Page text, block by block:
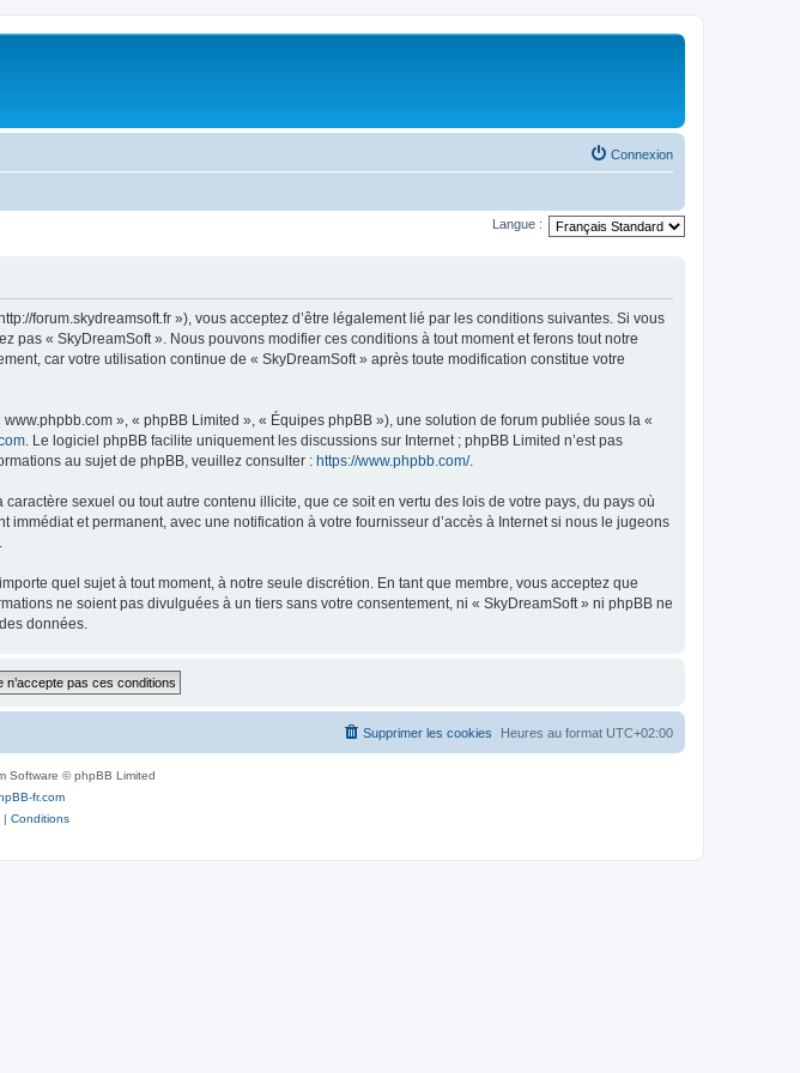
Connexion
Langue :
forum.skydreamsoft.fr »), vous acceptez d’être légalement lié par les conditions suivantes. Si vous
pas « SkyDreamSoft ». Nous pouvons modifier ces conditions à tout moment et ferons tout notre
car votre utilisation continue de « SkyDreamSoft » après toute modification constitue votre
», « phpBB Limited », « Équipes phpBB »), une solution de forum publiée sous la «
. Le logiciel phpBB facilite uniquement les discussions sur Internet ; phpBB Limited n’est pas
au sujet de phpBB, veuillez consulter : https://www.phpbb.com/.
sexuel ou tout autre contenu illicite, que ce soit en vertu des lois de votre pays, du pays où
et permanent, avec une notification à votre fournisseur d’accès à Internet si nous le jugeons
quel sujet à tout moment, à notre seule discrétion. En tant que membre, vous acceptez que
ne soient pas divulguées à un tiers sans votre consentement, ni « SkyDreamSoft » ni phpBB ne
données.
Heures au format UTC+02:00
Supprimer les cookies
Software © phpBB Limited
fr.com
| Conditions